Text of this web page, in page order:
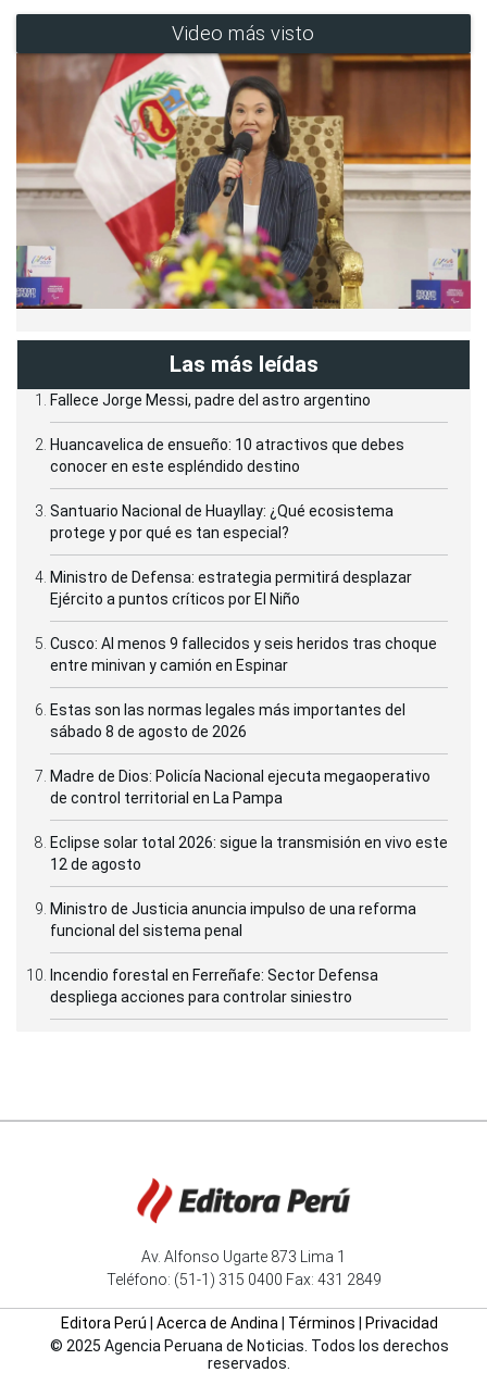
Video más visto
Las más leídas
Fallece Jorge Messi, padre del astro argentino
Huancavelica de ensueño: 10 atractivos que debes
conocer en este espléndido destino
Santuario Nacional de Huayllay: ¿Qué ecosistema
protege y por qué es tan especial?
Ministro de Defensa: estrategia permitirá desplazar
Ejército a puntos críticos por El Niño
Cusco: Al menos 9 fallecidos y seis heridos tras choque
entre minivan y camión en Espinar
Estas son las normas legales más importantes del
sábado 8 de agosto de 2026
Madre de Dios: Policía Nacional ejecuta megaoperativo
de control territorial en La Pampa
Eclipse solar total 2026: sigue la transmisión en vivo este
12 de agosto
Ministro de Justicia anuncia impulso de una reforma
funcional del sistema penal
Incendio forestal en Ferreñafe: Sector Defensa
despliega acciones para controlar siniestro
Av. Alfonso Ugarte 873 Lima 1
Teléfono: (51-1) 315 0400 Fax: 431 2849
Editora Perú Acerca de Andina Términos
Privacidad
© 2025 Agencia Peruana de Noticias. Todos los derechos
reservados.